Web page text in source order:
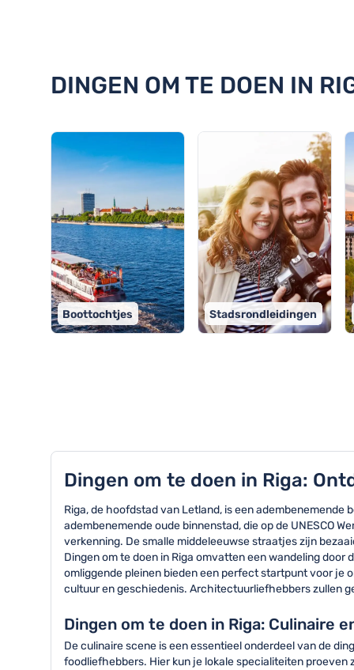
DINGEN OM TE DOEN IN
Boottochtjes Stadsrondleidingen
Dingen om te doen in Riga:
Riga, de hoofdstad van Letland, is een adembenemende
adembenemende oude binnenstad, die op de UNESCO
verkenning. De smalle middeleeuwse straatjes zijn
Dingen om te doen in Riga omvatten een wandeling
omliggende pleinen bieden een perfect startpunt voor je
cultuur en geschiedenis. Architectuurliefhebbers zullen
Dingen om te doen in Riga: Culinaire
De culinaire scene is een essentieel onderdeel van de
foodliefhebbers. Hier kun je lokale specialiteiten